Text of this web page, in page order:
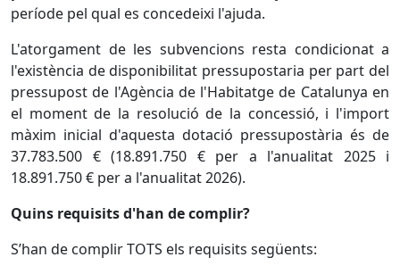
període pel qual es concedeixi l'ajuda.
L'atorgament de les subvencions resta condicionat a
l'existència de disponibilitat pressupostaria per part del
pressupost de l'Agència de l'Habitatge de Catalunya en
el moment de la resolució de la concessió, i l'import
màxim inicial d'aquesta dotació pressupostària és de
37.783.500 € (18.891.750 € per a l'anualitat 2025 i
18.891.750 € per a l'anualitat 2026).
Quins requisits d'han de complir?
S’han de complir TOTS els requisits següents: